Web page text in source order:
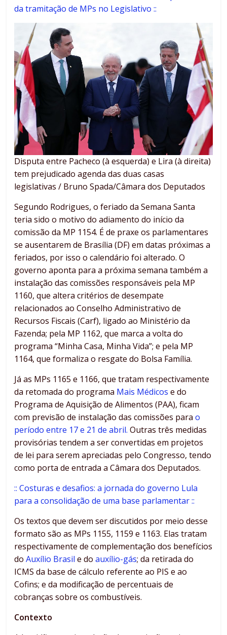
da tramitação de MPs no Legislativo ::
Disputa entre Pacheco (à esquerda) e Lira (à direita)
tem prejudicado agenda das duas casas
legislativas / Bruno Spada/Câmara dos Deputados
Segundo Rodrigues, o feriado da Semana Santa
teria sido o motivo do adiamento do início da
comissão da MP 1154. É de praxe os parlamentares
se ausentarem de Brasília (DF) em datas próximas a
feriados, por isso o calendário foi alterado. O
governo aponta para a próxima semana também a
instalação das comissões responsáveis pela MP
1160, que altera critérios de desempate
relacionados ao Conselho Administrativo de
Recursos Fiscais (Carf), ligado ao Ministério da
Fazenda; pela MP 1162, que marca a volta do
programa “Minha Casa, Minha Vida”; e pela MP
1164, que formaliza o resgate do Bolsa Família.
Já as MPs 1165 e 1166, que tratam respectivamente
da retomada do programa Mais Médicose do
Programa de Aquisição de Alimentos (PAA), ficam
com previsão de instalação das comissões parao
período entre 17 e 21 de abril. Outras três medidas
provisórias tendem a ser convertidas em projetos
de lei para serem apreciadas pelo Congresso, tendo
como porta de entrada a Câmara dos Deputados.
:: Costuras e desafios: a jornada do governo Lula
para a consolidação de uma base parlamentar ::
Os textos que devem ser discutidos por meio desse
formato são as MPs 1155, 1159 e 1163. Elas tratam
respectivamente de complementação dos benefícios
doAuxílio Brasil e doauxílio-gás; da retirada do
ICMS da base de cálculo referente ao PIS e ao
Cofins; e da modificação de percentuais de
cobranças sobre os combustíveis.
Contexto